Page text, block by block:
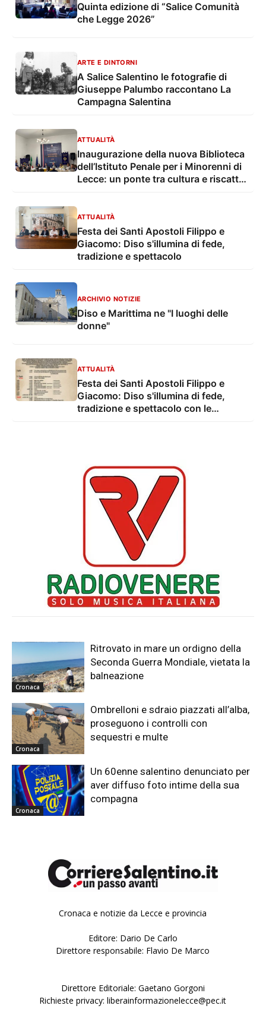
Quinta edizione di “Salice Comunità
che Legge 2026”
ARTE E DINTORNI
A Salice Salentino le fotografie di
Giuseppe Palumbo raccontano La
Campagna Salentina
ATTUALITÀ
Inaugurazione della nuova Biblioteca
dell’Istituto Penale per i Minorenni di
Lecce: un ponte tra cultura e riscatto
ATTUALITÀ
Festa dei Santi Apostoli Filippo e
Giacomo: Diso s'illumina di fede,
tradizione e spettacolo
ARCHIVIO NOTIZIE
Diso e Marittima ne "I luoghi delle
donne"
ATTUALITÀ
Festa dei Santi Apostoli Filippo e
Giacomo: Diso s'illumina di fede,
tradizione e spettacolo con le
Cronaca
Ritrovato in mare un ordigno della
Seconda Guerra Mondiale, vietata la
balneazione
Cronaca
Ombrelloni e sdraio piazzati all’alba,
proseguono i controlli con
sequestri e multe
Cronaca
Un 60enne salentino denunciato per
aver diffuso foto intime della sua
compagna
Cronaca e notizie da Lecce e provincia
Editore: Dario De Carlo
Direttore responsabile: Flavio De Marco
Direttore Editoriale: Gaetano Gorgoni
Richieste privacy: liberainformazionelecce@pec.it